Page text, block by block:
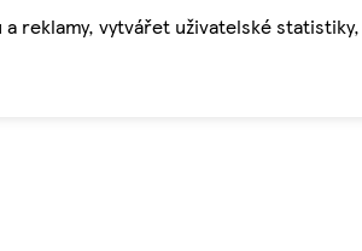
reklamy, vytvářet uživatelské